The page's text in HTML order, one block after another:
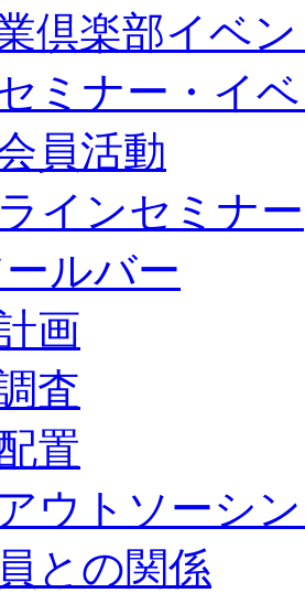
倶楽部イベ
ミナー・イ
員活動
インセミナー
ルバー
画
査
置
ウトソーシ
との関係